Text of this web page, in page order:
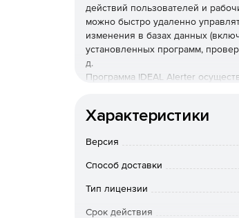
действий пользователей и
можно быстро удаленно
изменения в базах данных
установленных программ,
д.
Программа IDEAL Alerter
выполнения команд.
Характеристики
Версия
Способ доставки
Тип лицензии
Срок действия